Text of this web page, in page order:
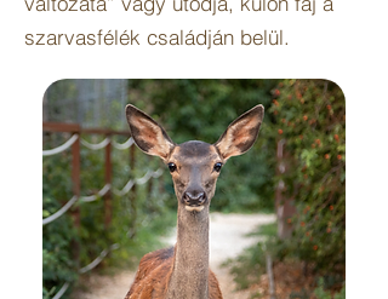
szarvasfélék családján belül.